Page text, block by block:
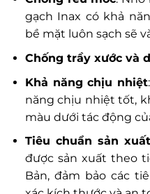
gạch Inax có khả
bề mặt luôn sạch sẽ
Chống trầy xước và
Khả năng chịu nhiệt
năng chịu nhiệt tốt,
màu dưới tác động
Tiêu chuẩn sản xuất
được sản xuất theo
Bản, đảm bảo các